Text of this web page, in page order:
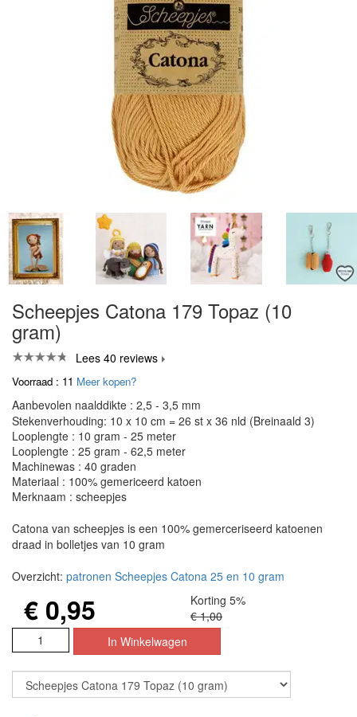
Scheepjes Catona 179 Topaz (10
gram)
Lees 40 reviews
Voorraad : 11 Meer kopen?
Aanbevolen naalddikte : 2,5 - 3,5 mm
Stekenverhouding: 10 x 10 cm = 26 st x 36 nld (Breinaald 3)
Looplengte : 10 gram - 25 meter
Looplengte : 25 gram - 62,5 meter
Machinewas : 40 graden
Materiaal : 100% gemericeerd katoen
Merknaam : scheepjes
Catona van scheepjes is een 100% gemerceriseerd katoenen
draad in bolletjes van 10 gram
Overzicht: patronen Scheepjes Catona 25 en 10 gram
€ 0,95
Korting 5%
€ 1,00